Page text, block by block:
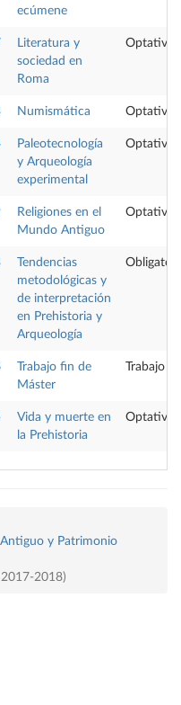
ecúmene
Literatura y
sociedad en
Roma
Optativa
Numismática Optativa
Paleotecnología
y Arqueología
experimental
Optativa
Religiones en el
Mundo Antiguo
Optativa
Tendencias
metodológicas y
de interpretación
en Prehistoria y
Arqueología
Trabajo fin de
Máster
Trabajo
Vida y muerte en
la Prehistoria
Optativa
y Patrimonio
2018)